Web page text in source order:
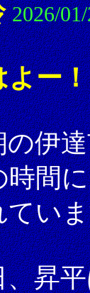
2026/
よー
の伊
時間
てい
、昇